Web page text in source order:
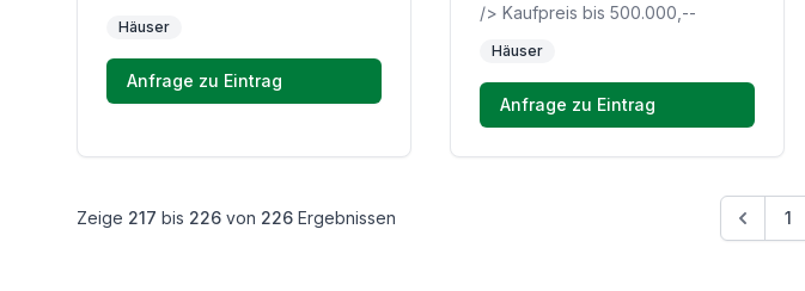
Häuser
Anfrage zu Eintrag
/> Kaufpreis bis 500.000,--
Häuser
Anfrage zu Eintrag
Zeige 217 bis 226 von 226 Ergebnissen 1